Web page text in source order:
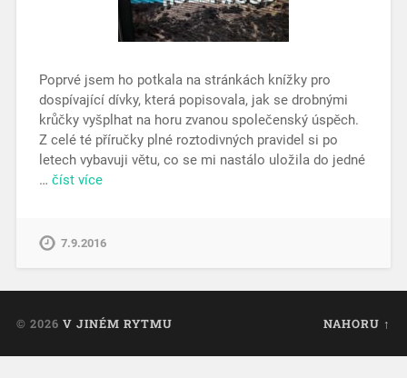
Poprvé jsem ho potkala na stránkách knížky pro
dospívající dívky, která popisovala, jak se drobnými
krůčky vyšplhat na horu zvanou společenský úspěch.
Z celé té příručky plné roztodivných pravidel si po
letech vybavuji větu, co se mi nastálo uložila do jedné
… číst více
7.9.2016
© 2026 V JINÉM RYTMU NAHORU ↑